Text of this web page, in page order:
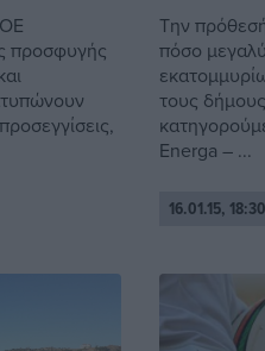
προσφυγής
Την
πόσο
τους
Energa – ...
16.01.15, 18:30